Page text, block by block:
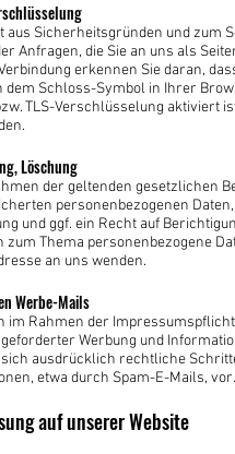
aus Sicherheitsgründen und
Anfragen, die Sie an uns als
erkennen Sie daran,
dem Schloss-Symbol in Ihrer
TLS-Verschlüsselung aktiviert
Löschung
der geltenden gesetzlichen
personenbezogenen
und ggf. ein Recht auf
zum Thema personenbezogene
an uns wenden.
Werbe-Mails
im Rahmen der
Werbung und
ausdrücklich rechtliche
etwa durch Spam-E-Mails, vor.
auf unserer Website